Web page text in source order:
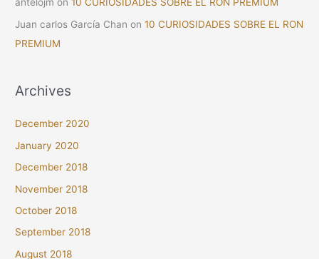
antelojm on10 CURIOSIDADES SOBRE EL RON PREMIUM
Juan carlos García Chan on10 CURIOSIDADES SOBRE EL RON
PREMIUM
Archives
December 2020
January 2020
December 2018
November 2018
October 2018
September 2018
August 2018